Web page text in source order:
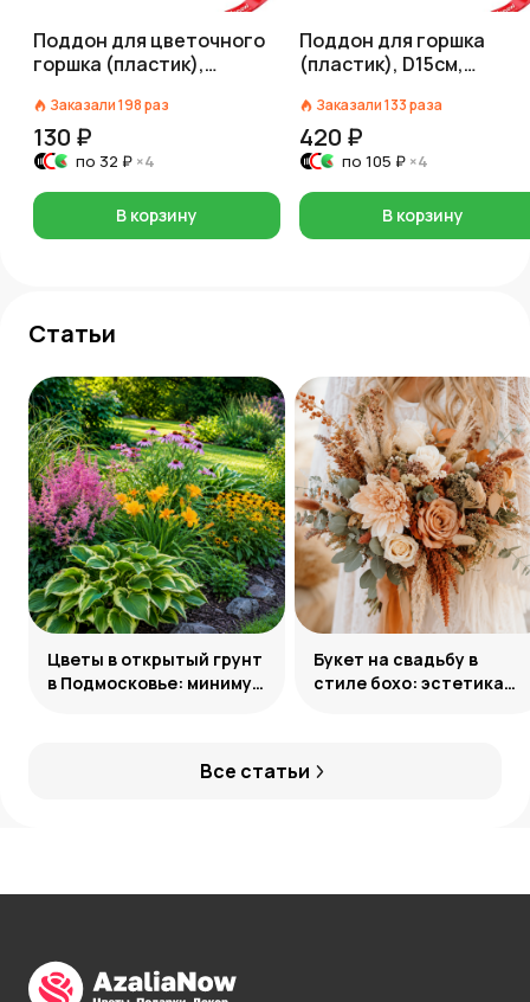
Поддон для цветочного
горшка (пластик),
Заказали198раз
130 ₽
по 32 ₽ ×4
В корзину
Поддон для горшка
(пластик), D15см,
Заказали133раза
420 ₽
по 105 ₽ ×4
В корзину
Статьи
Все статьи
Цветы в открытый грунт
в Подмосковье: минимум
Букет на свадьбу в
стиле бохо: эстетика